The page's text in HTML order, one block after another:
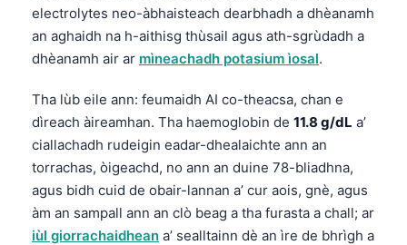
electrolytes neo-àbhaisteach dearbhadh a dhèanamh
an aghaidh na h-aithisg thùsail agus ath-sgrùdadh a
dhèanamh air ar mìneachadh potasium ìosal.
Tha lùb eile ann: feumaidh AI co-theacsa, chan e
dìreach àireamhan. Tha haemoglobin de 11.8 g/dL a’
ciallachadh rudeigin eadar-dhealaichte ann an
torrachas, òigeachd, no ann an duine 78-bliadhna,
agus bidh cuid de obair-lannan a’ cur aois, gnè, agus
àm an sampall ann an clò beag a tha furasta a chall; ar
iùl giorrachaidhean a’ sealltainn dè an ìre de bhrìgh a